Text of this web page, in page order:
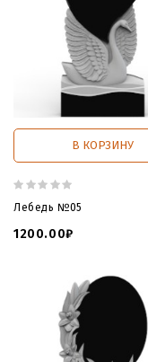
В КОРЗИНУ
Лебедь №05
1200.00₽